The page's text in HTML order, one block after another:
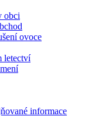
obci
ovoce
letectví
informace